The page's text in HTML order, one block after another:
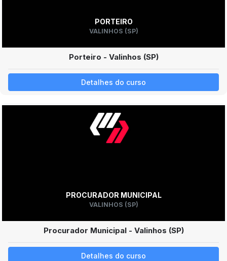
PORTEIRO
VALINHOS (SP)
Porteiro - Valinhos (SP)
Detalhes do curso
PROCURADOR MUNICIPAL
VALINHOS (SP)
Procurador Municipal - Valinhos (SP)
Detalhes do curso